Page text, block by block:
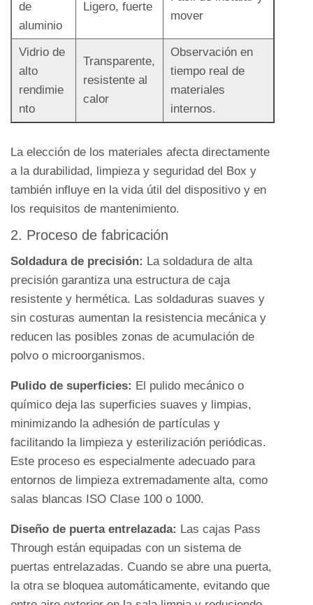
2.3
3.
Funcionalidad
versátil
y
personalización
4.
Seguridad
y
comodidad
operativa
5.
Mejora
de
la
gestión
general
de
las
salas
limpias
Método
de
y
principio
de
la
de
aluminio
Ligero, fuerte
mover
Vidrio de
alto
rendimie
nto
Transparente,
resistente al
calor
Observación en
tiempo real de
materiales
internos.
La elección de los materiales afecta directamente
a la durabilidad, limpieza y seguridad del Box y
también influye en la vida útil del dispositivo y en
los requisitos de mantenimiento.
2. Proceso de fabricación
Soldadura de precisión: La soldadura de alta
precisión garantiza una estructura de caja
resistente y hermética. Las soldaduras suaves y
sin costuras aumentan la resistencia mecánica y
reducen las posibles zonas de acumulación de
polvo o microorganismos.
Pulido de superficies: El pulido mecánico o
químico deja las superficies suaves y limpias,
minimizando la adhesión de partículas y
facilitando la limpieza y esterilización periódicas.
Este proceso es especialmente adecuado para
entornos de limpieza extremadamente alta, como
salas blancas ISO Clase 100 o 1000.
Diseño de puerta entrelazada: Las cajas Pass
Through están equipadas con un sistema de
puertas entrelazadas. Cuando se abre una puerta,
la otra se bloquea automáticamente, evitando que